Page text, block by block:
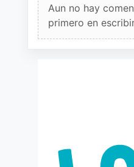
Aun no hay
primero en